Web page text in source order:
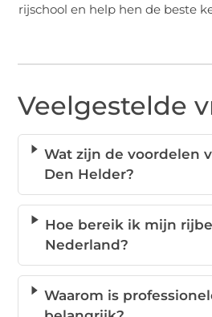
rijschool en help hen de beste
Veelgestelde
Wat zijn de voordelen
Den Helder?
Hoe bereik ik mijn
Nederland?
Waarom is